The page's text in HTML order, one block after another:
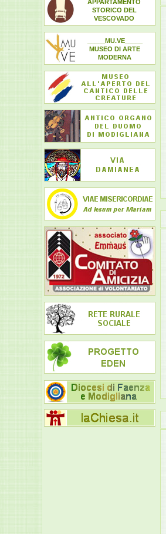
APPARTAMENTO
STORICO DEL
VESCOVADO
_____MU.VE_____
MUSEO DI ARTE
MODERNA